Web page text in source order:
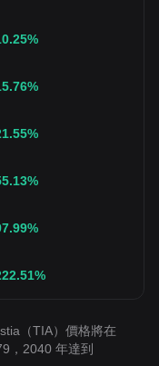
%
%
%
%
%
%
（TIA）價格將在
，2040 年達到